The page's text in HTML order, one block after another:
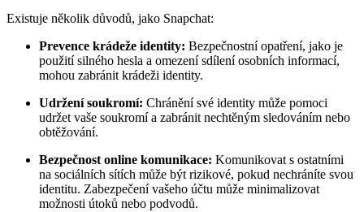
Existuje několik důvodů, jako Snapchat:
Prevence krádeže identity: Bezpečnostní opatření, jako je
použití silného hesla a omezení sdílení osobních informací,
mohou zabránit krádeži identity.
Udržení soukromí: Chránění své identity může pomoci
udržet vaše soukromí a zabránit nechtěným sledováním nebo
obtěžování.
Bezpečnost online komunikace: Komunikovat s ostatními
na sociálních sítích může být rizikové, pokud nechráníte svou
identitu. Zabezpečení vašeho účtu může minimalizovat
možnosti útoků nebo podvodů.